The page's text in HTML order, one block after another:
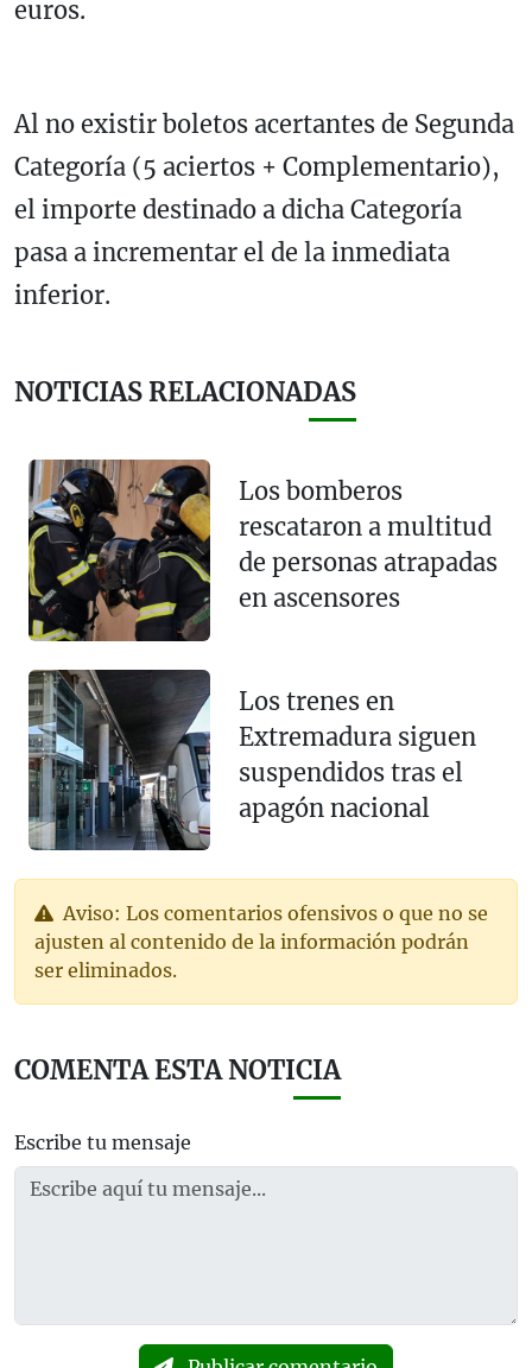
euros.
Al no existir boletos acertantes de Segunda
Categoría (5 aciertos + Complementario),
el importe destinado a dicha Categoría
pasa a incrementar el de la inmediata
inferior.
NOTICIAS RELACIONADAS
Los bomberos
rescataron a multitud
de personas atrapadas
en ascensores
Los trenes en
Extremadura siguen
suspendidos tras el
apagón nacional
Aviso: Los comentarios ofensivos o que no se
ajusten al contenido de la información podrán
ser eliminados.
COMENTA ESTA NOTICIA
Escribe tu mensaje